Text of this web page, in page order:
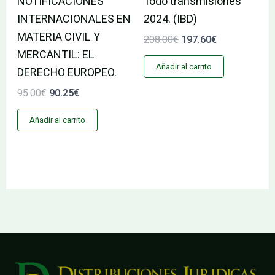
INTERNACIONALES EN
MATERIA CIVIL Y
MERCANTIL: EL
DERECHO EUROPEO.
95.00€ 90.25€
Añadir al carrito
2024. (IBD)
208.00€ 197.60€
Añadir al carrito